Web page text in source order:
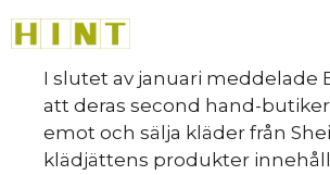
till
innehåll
I slutet av januari meddelade
att deras second hand-
emot och sälja kläder från
klädjättens produkter